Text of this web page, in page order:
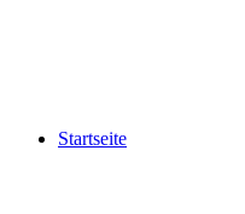
Startseite